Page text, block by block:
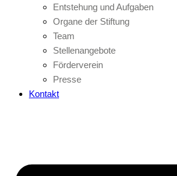
Entstehung und Aufgaben
Organe der Stiftung
Team
Stellenangebote
Förderverein
Presse
Kontakt